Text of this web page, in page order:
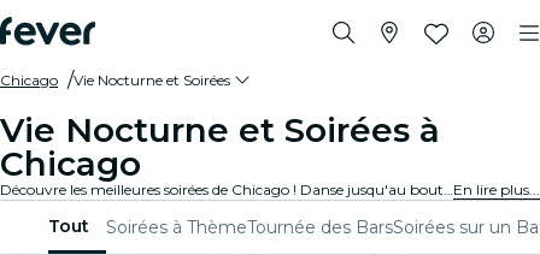
Chicago Vie Nocturne et Soirées
Vie Nocturne et Soirées à
Chicago
Découvre les meilleures soirées de Chicago ! Danse jusqu'au bout de la nuit dans des clubs branchés, sirote de délicieux cocktails dans des bars élégants, et profite de la musique live dans des lieux animés. Parfait pour les noctambules et les amoureux de la fête en quête de soirées inoubliables.En lire plus...
Tout Soirées à ThèmeTournée des BarsSoirées sur un